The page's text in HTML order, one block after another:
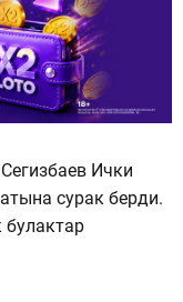
Ички
сурак берди.
булактар